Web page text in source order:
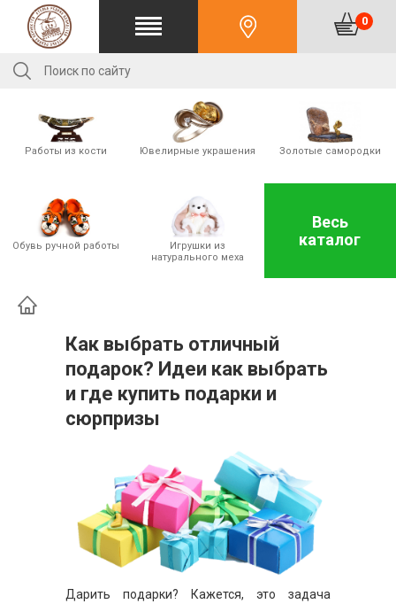
0
Работы из кости Ювелирные украшения Золотые cамородки
Обувь ручной работы
Игрушки из
натурального меха
Весь
каталог
Как выбрать отличный
подарок? Идеи как выбрать
и где купить подарки и
сюрпризы
Дарить подарки? Кажется, это задача